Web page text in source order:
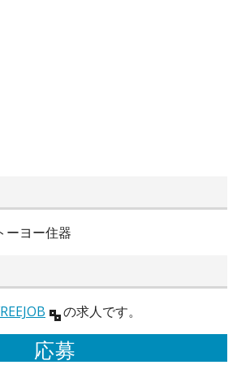
ーヨー住器
の求人です。
応募